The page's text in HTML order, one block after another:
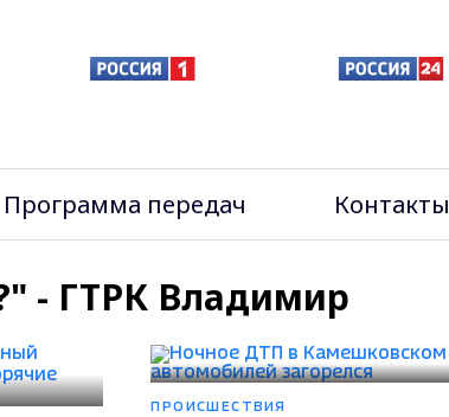
Программа передач Контакты
- ГТРК Владимир
ПРОИСШЕСТВИЯ